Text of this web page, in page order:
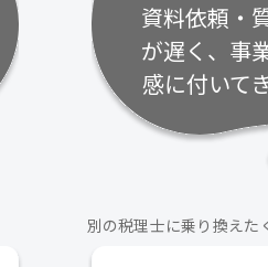
資料依頼・
が遅く、事
感に付いて
別の税理士に乗り換えた